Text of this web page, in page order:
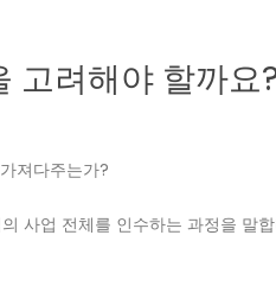
고려해야 할까요
져다주는가?
사업 전체를 인수하는 과정을 말